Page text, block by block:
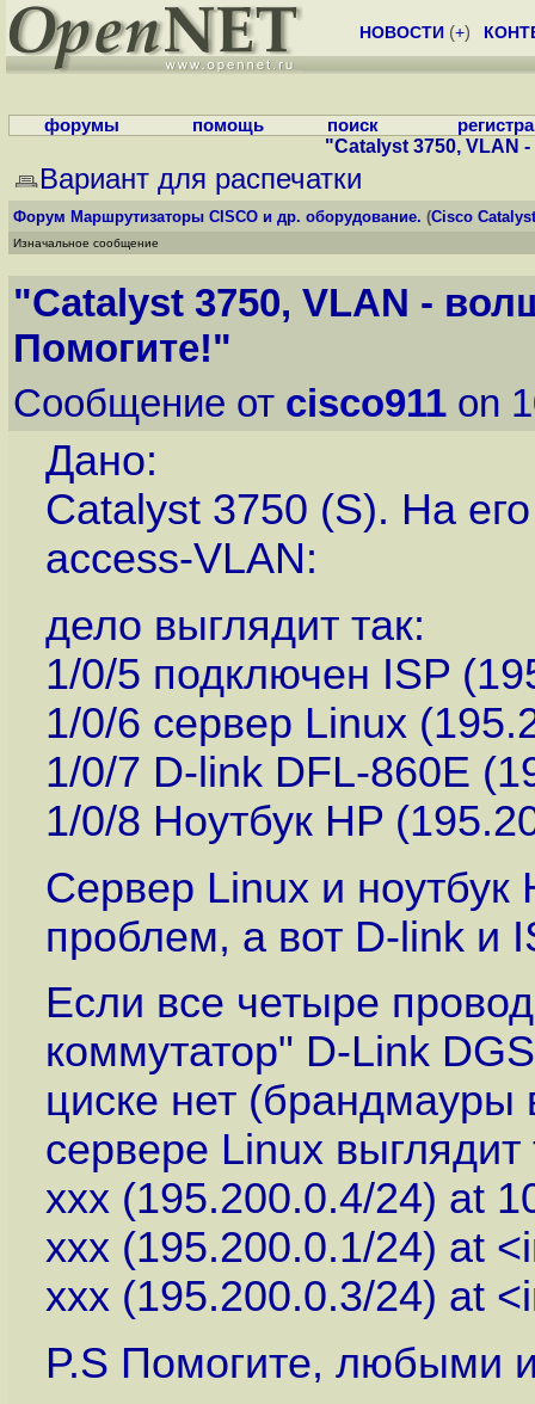
НОВОСТИ (+)
форумы помощь поиск
"Catalyst 3750, VLAN
Вариант для распечатки
Форум Маршрутизаторы CISCO и др. оборудование. (Cisco
Изначальное сообщение
"Catalyst 3750, VLAN -
Помогите!"
Сообщение от cisco911 on
Дано:
Catalyst 3750 (S). На
access-VLAN:
дело выглядит так:
1/0/5 подключен ISP
1/0/6 сервер Linux
1/0/7 D-link DFL-860E
1/0/8 Ноутбук HP
Сервер Linux и ноутбук
проблем, а вот D-link и
Если все четыре
коммутатор" D-Link
циске нет
сервере Linux выглядит
xxx (195.200.0.4/24) at
xxx (195.200.0.1/24) at
xxx (195.200.0.3/24) at
P.S Помогите, любыми